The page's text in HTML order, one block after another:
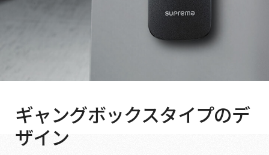
ギャングボックスタイプのデ
ザイン